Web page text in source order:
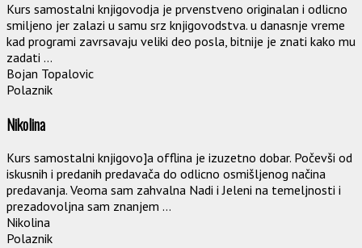
Kurs samostalni knjigovodja je prvenstveno originalan i odlicno
smiljeno jer zalazi u samu srz knjigovodstva. u danasnje vreme
kad programi zavrsavaju veliki deo posla, bitnije je znati kako mu
zadati ...
Bojan Topalovic
Polaznik
Nikolina
Kurs samostalni knjigovo]a offlina je izuzetno dobar. Počevši od
iskusnih i predanih predavača do odlicno osmišljenog načina
predavanja. Veoma sam zahvalna Nadi i Jeleni na temeljnosti i
prezadovoljna sam znanjem ...
Nikolina
Polaznik